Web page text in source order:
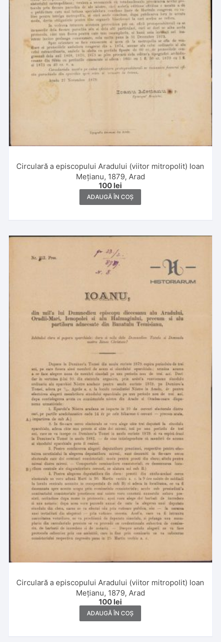
Circulară a episcopului Aradului (viitor mitropolit) Ioan
Mețianu, 1879, Arad
100 lei
ADAUGĂ ÎN COȘ
Circulară a episcopului Aradului (viitor mitropolit) Ioan
Mețianu, 1879, Arad
100 lei
ADAUGĂ ÎN COȘ